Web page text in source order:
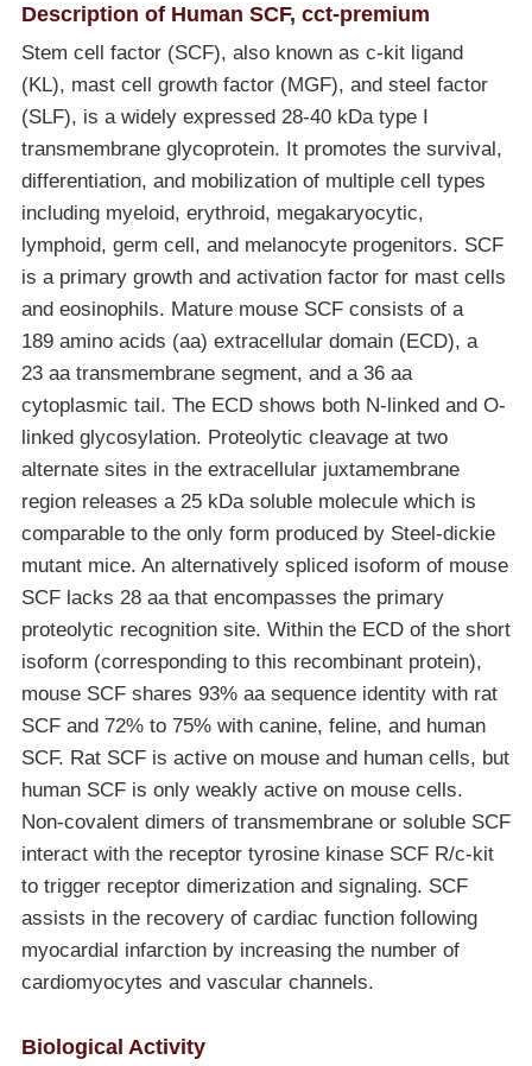
Description of Human SCF, cct-premium
Stem cell factor (SCF), also known as c-kit ligand
(KL), mast cell growth factor (MGF), and steel factor
(SLF), is a widely expressed 28-40 kDa type I
transmembrane glycoprotein. It promotes the survival,
differentiation, and mobilization of multiple cell types
including myeloid, erythroid, megakaryocytic,
lymphoid, germ cell, and melanocyte progenitors. SCF
is a primary growth and activation factor for mast cells
and eosinophils. Mature mouse SCF consists of a
189 amino acids (aa) extracellular domain (ECD), a
23 aa transmembrane segment, and a 36 aa
cytoplasmic tail. The ECD shows both N-linked and O-
linked glycosylation. Proteolytic cleavage at two
alternate sites in the extracellular juxtamembrane
region releases a 25 kDa soluble molecule which is
comparable to the only form produced by Steel-dickie
mutant mice. An alternatively spliced isoform of mouse
SCF lacks 28 aa that encompasses the primary
proteolytic recognition site. Within the ECD of the short
isoform (corresponding to this recombinant protein),
mouse SCF shares 93% aa sequence identity with rat
SCF and 72% to 75% with canine, feline, and human
SCF. Rat SCF is active on mouse and human cells, but
human SCF is only weakly active on mouse cells.
Non-covalent dimers of transmembrane or soluble SCF
interact with the receptor tyrosine kinase SCF R/c-kit
to trigger receptor dimerization and signaling. SCF
assists in the recovery of cardiac function following
myocardial infarction by increasing the number of
cardiomyocytes and vascular channels.
Biological Activity